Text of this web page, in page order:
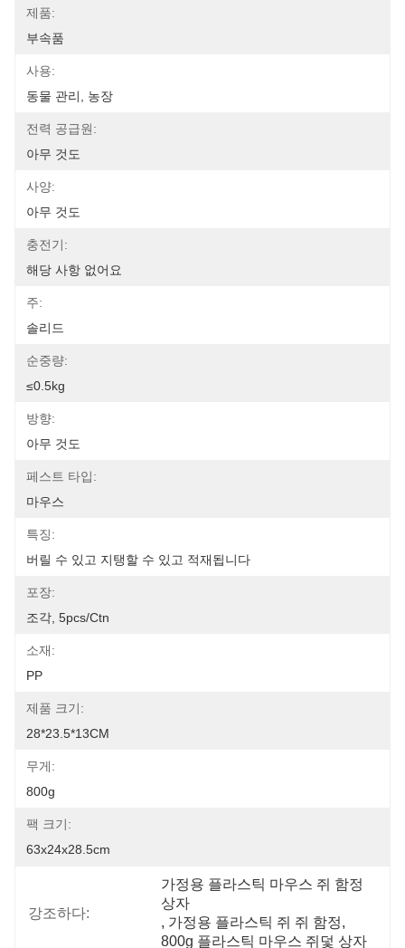
제품:
부속품
사용:
동물 관리, 농장
전력 공급원:
아무 것도
사양:
아무 것도
충전기:
해당 사항 없어요
주:
솔리드
순중량:
≤0.5kg
방향:
아무 것도
페스트 타입:
마우스
특징:
버릴 수 있고 지탱할 수 있고 적재됩니다
포장:
조각, 5pcs/ctn
소재:
PP
제품 크기:
28*23.5*13CM
무게:
800g
팩 크기:
63x24x28.5cm
강조하다:
가정용 플라스틱 마우스 쥐 함정
상자
, 가정용 플라스틱 쥐 쥐 함정,
800g 플라스틱 마우스 쥐덫 상자